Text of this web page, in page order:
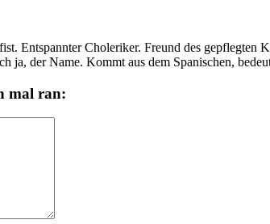
Entspannter Choleriker. Freund des
ja, der Name. Kommt aus dem Spanischen,
mal ran: